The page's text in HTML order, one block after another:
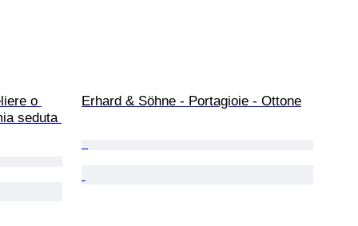
o
seduta
Erhard & Söhne - Portagioie - Ottone